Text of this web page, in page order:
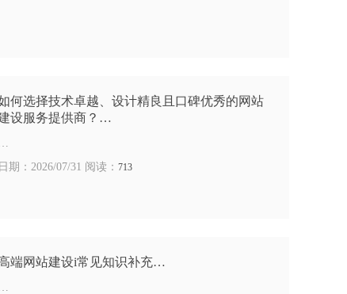
何选择技术卓越、设计精良且口碑优秀的网站
设服务提供商？…
日期：2026/07/31 阅读： 713
端网站建设i常见知识补充…